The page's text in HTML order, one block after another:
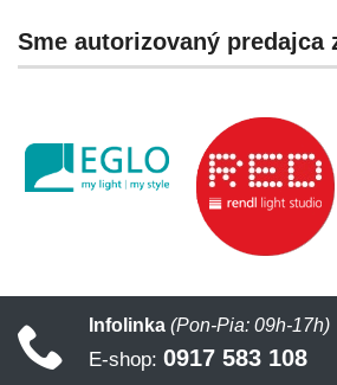
Sme autorizovaný predajca
Infolinka (Pon-Pia: 09h-17h)
E-shop: 0917 583 108